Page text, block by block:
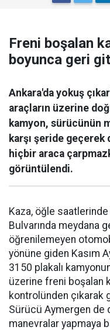
Freni boşalan
boyunca geri
Ankara'da yokuş
araçların üzerine
kamyon, sürücünün
karşı şeride geçerek
hiçbir araca
görüntülendi.
Kaza, öğle
Bulvarında meydana
öğrenilemeyen
yönüne giden Kasım
3150 plakalı
üzerine freni boşalan
kontrolünden çıkarak
Sürücü Aymergen de
manevralar yapmaya